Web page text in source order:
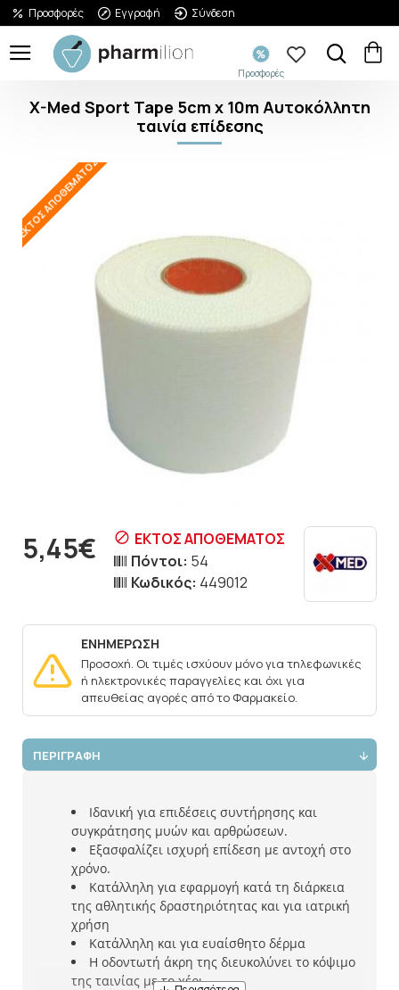
Προσφορές Εγγραφή Σύνδεση
Προσφορές
X-Med Sport Tape 5cm x 10m Αυτοκόλλητη
ταινία επίδεσης
ΕΚΤΌΣ ΑΠΟΘΈΜΑΤΟΣ
ΕΝΗΜΕΡΩΣΗ
Προσοχή. Οι τιμές ισχύουν μόνο για τηλεφωνικές
ή ηλεκτρονικές παραγγελίες και όχι για
απευθείας αγορές από το Φαρμακείο.
5,45€
ΕΚΤΌΣ ΑΠΟΘΈΜΑΤΟΣ
Πόντοι: 54
Κωδικός: 449012
ΠΕΡΙΓΡΑΦΗ
Ιδανική για επιδέσεις συντήρησης και
συγκράτησης μυών και αρθρώσεων.
Εξασφαλίζει ισχυρή επίδεση με αντοχή στο
χρόνο.
Κατάλληλη για εφαρμογή κατά τη διάρκεια
της αθλητικής δραστηριότητας και για ιατρική
χρήση
Κατάλληλη και για ευαίσθητο δέρμα
Η οδοντωτή άκρη της διευκολύνει το κόψιμο
της ταινίας με το χέρι